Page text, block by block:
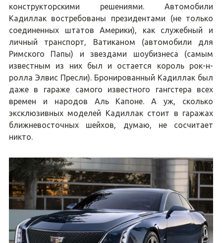
конструкторскими решениями. Автомобили
Кадиллак востребованы президентами (не только
соединенных штатов Америки), как служебный и
личный транспорт, Ватиканом (автомобили для
Римского Папы) и звездами шоубизнеса (самым
известным из них был и остается король рок-н-
ролла Элвис Пресли). Бронированный Кадиллак был
даже в гараже самого известного гангстера всех
времен и народов Аль Капоне. А уж, сколько
эксклюзивных моделей Кадиллак стоит в гаражах
ближневосточных шейхов, думаю, не сосчитает
никто.